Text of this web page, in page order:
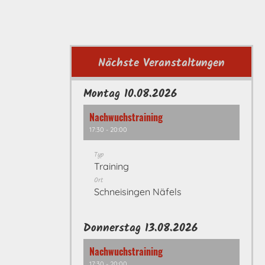
Nächste Veranstaltungen
Montag 10.08.2026
Nachwuchstraining
17:30 - 20:00
Typ
Training
Ort
Schneisingen Näfels
Donnerstag 13.08.2026
Nachwuchstraining